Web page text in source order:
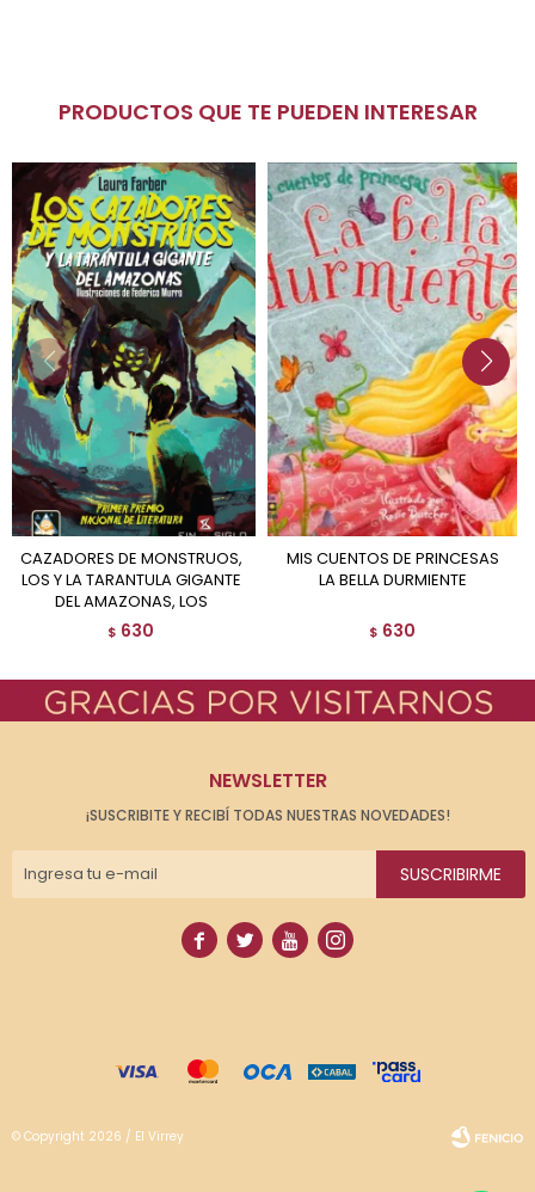
PRODUCTOS QUE TE PUEDEN INTERESAR
CAZADORES DE MONSTRUOS,
LOS Y LA TARANTULA GIGANTE
DEL AMAZONAS, LOS
$ 630
MIS CUENTOS DE PRINCESAS
LA BELLA DURMIENTE
$ 630
NEWSLETTER
¡SUSCRIBITE Y RECIBÍ TODAS NUESTRAS NOVEDADES!
SUSCRIBIRME
   
© Copyright 2026 / El Virrey